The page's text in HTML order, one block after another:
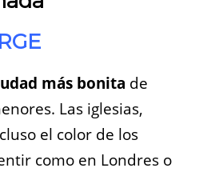
más bonita de
Las iglesias,
el color de los
como en Londres o